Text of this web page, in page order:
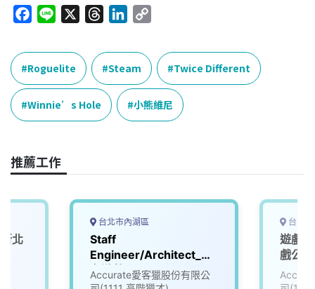
c
e
b
o
o
n
e
r
e
a
s
n
k
e
d
I
y
L
i
n
Roguelite Steam Twice Different
Winnie’s Hole 小熊維尼
推薦工作
北
台北市內湖區
Staff
Engineer/Architect_知
名遊戲公司 (3008596)
Accurate愛客獵股份有限公
台中
遊戲
戲公